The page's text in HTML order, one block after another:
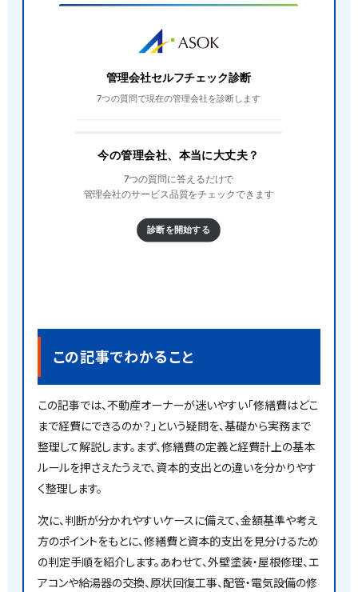
管理会社セルフチェック診断
7つの質問で現在の管理会社を診断します
今の管理会社、本当に大丈夫？
7つの質問に答えるだけで
管理会社のサービス品質をチェックできます
診断を開始する
この記事でわかること
この記事では、不動産オーナーが迷いやすい「修繕費はどこ
まで経費にできるのか？」という疑問を、基礎から実務まで
整理して解説します。まず、修繕費の定義と経費計上の基本
ルールを押さえたうえで、資本的支出との違いを分かりやす
く整理します。
次に、判断が分かれやすいケースに備えて、金額基準や考え
方のポイントをもとに、修繕費と資本的支出を見分けるため
の判定手順を紹介します。あわせて、外壁塗装・屋根修理、エ
アコンや給湯器の交換、原状回復工事、配管・電気設備の修